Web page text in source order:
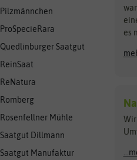
Pilzmännchen
ProSpecieRara
Quedlinburger Saatgut
ReinSaat
ReNatura
Romberg
Rosenfellner Mühle
Saatgut Dillmann
Saatgut Manufaktur
es